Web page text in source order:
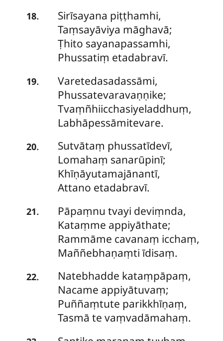
18.
Sirīsayana piṭṭhamhi,
Taṃsayāviya māghavā;
Ṭhito sayanapassamhi,
Phussatiṃ etadabravī.
19.
Varetedasadassāmi,
Phussatevaravaṇṇike;
Tvaṃñhiicchasiyeladdhuṃ,
Labhāpessāmitevare.
20.
Sutvātaṃ phussatīdevī,
Lomahaṃ sanarūpinī;
Khīṇāyutamajānantī,
Attano etadabravī.
21. Pāpaṃnu tvayi deviṃnda,
Kataṃme appiyāthate;
Rammāme cavanaṃ icchaṃ,
Maññebhaṇaṃti īdisaṃ.
22.
Natebhadde kataṃpāpaṃ,
Nacame appiyātuvaṃ;
Puññaṃtute parikkhīṇaṃ,
Tasmā te vaṃvadāmahaṃ.